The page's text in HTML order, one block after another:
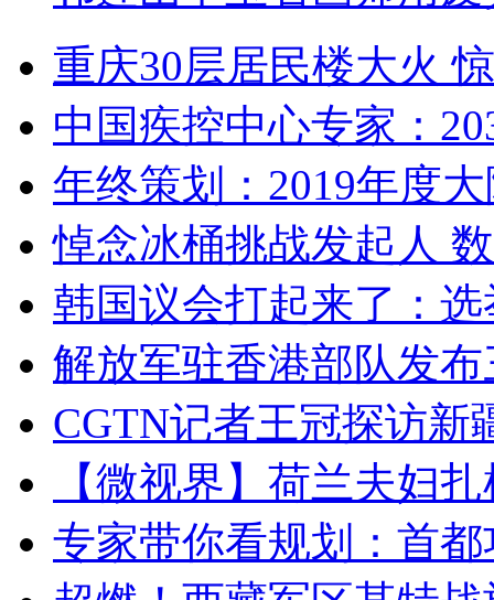
重庆30层居民楼大火
中国疾控中心专家：
年终策划：2019年度
悼念冰桶挑战发起人
韩国议会打起来了：
解放军驻香港部队发
CGTN记者王冠探访新
【微视界】荷兰夫妇
专家带你看规划：首